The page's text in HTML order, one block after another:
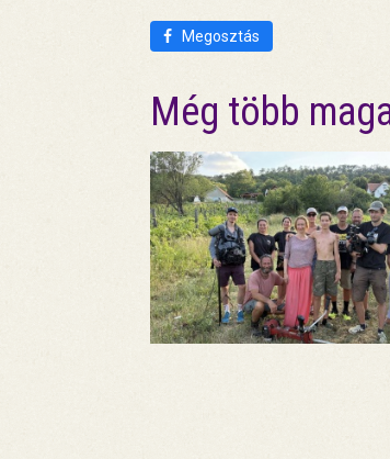
Megosztás
Még több